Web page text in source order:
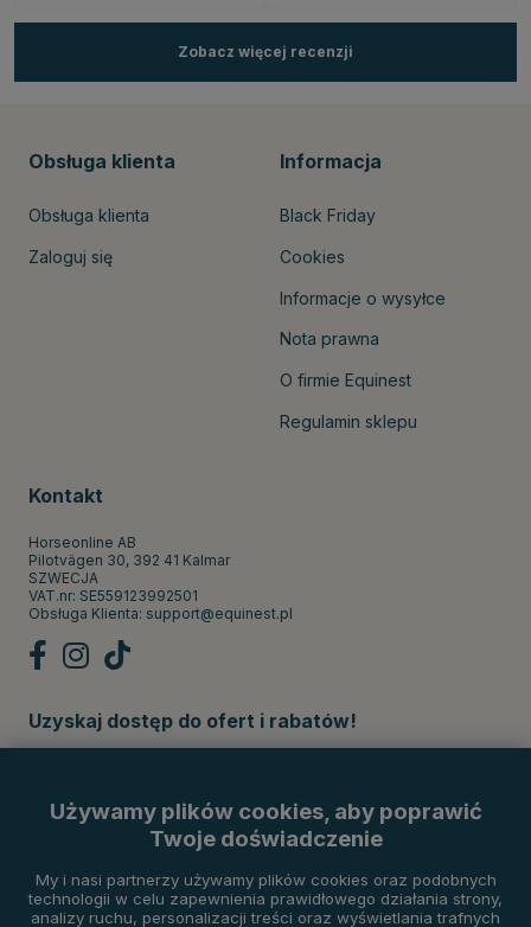
Zobacz więcej recenzji
Obsługa klienta
Obsługa klienta
Zaloguj się
Informacja
Black Friday
Cookies
Informacje o wysyłce
Nota prawna
O firmie Equinest
Regulamin sklepu
Kontakt
Horseonline AB
Pilotvägen 30, 392 41 Kalmar
SZWECJA
VAT.nr: SE559123992501
Obsługa Klienta: support@equinest.pl
Uzyskaj dostęp do ofert i rabatów!
Używamy plików cookies, aby poprawić
Twoje doświadczenie
My i nasi partnerzy używamy plików cookies oraz podobnych
technologii w celu zapewnienia prawidłowego działania strony,
analizy ruchu, personalizacji treści oraz wyświetlania trafnych